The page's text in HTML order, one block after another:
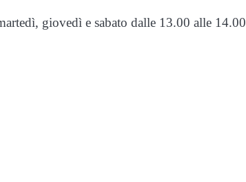
giovedì e sabato dalle 13.00 alle 14.00